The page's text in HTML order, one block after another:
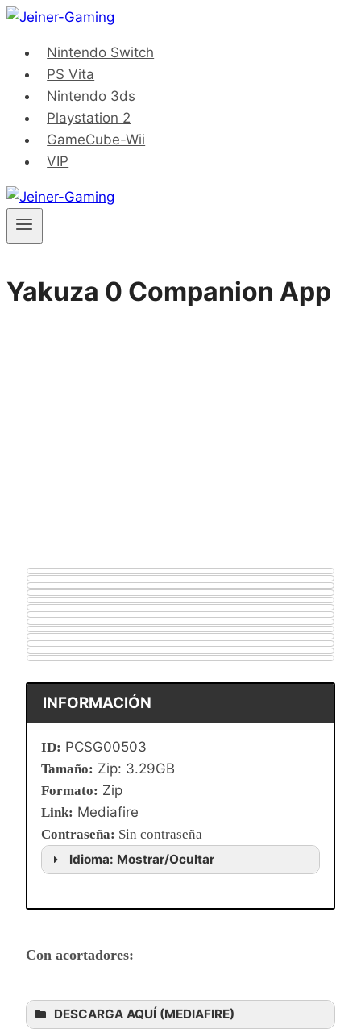
Saltar
contenidoNintendo Switch
PS Vita
Nintendo 3ds
Playstation 2
GameCube-Wii
VIP
Yakuza 0 Companion App
INFORMACIÓN
ID: PCSG00503
Tamaño: Zip: 3.29GB
Formato: Zip
Link: Mediafire
Contraseña: Sin contraseña
Idioma: Mostrar/Ocultar
Con acortadores:
DESCARGA AQUÍ (MEDIAFIRE)